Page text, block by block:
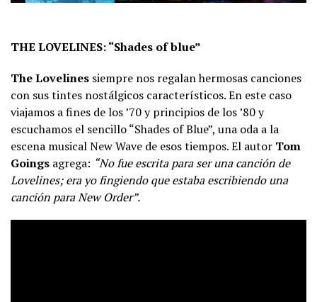
THE LOVELINES: “Shades of blue”
The Lovelines siempre nos regalan hermosas canciones
con sus tintes nostálgicos característicos. En este caso
viajamos a fines de los ’70 y principios de los ’80 y
escuchamos el sencillo “Shades of Blue”, una oda a la
escena musical New Wave de esos tiempos. El autor Tom
Goings agrega: “No fue escrita para ser una canción de
Lovelines; era yo fingiendo que estaba escribiendo una
canción para New Order”.